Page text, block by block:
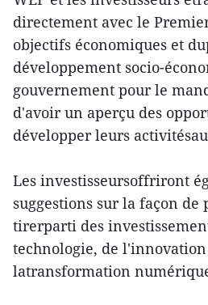
directement avec le
objectifs économiques et
développement socio-
gouvernement pour le
d'avoir un aperçu des
développer leurs
Les investisseursoffriront
suggestions sur la façon de
tirerparti des
technologie, de l'innovation
latransformation